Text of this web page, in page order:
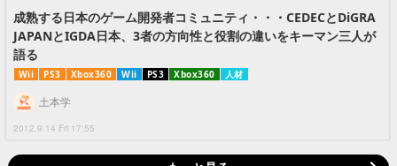
成熟する日本のゲーム開発者コミュニティ・・・CEDECとDiGRA
JAPANとIGDA日本、3者の方向性と役割の違いをキーマン三人が
語る
Wii PS3 Xbox360 Wii PS3 Xbox360 人材
2012.9.14 Fri 17:55
土本学